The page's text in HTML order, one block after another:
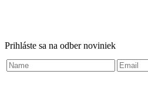
Prihláste sa na odber noviniek